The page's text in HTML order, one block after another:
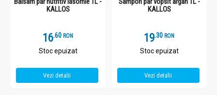
KALLOS
16.6 RON
Stoc epuizat
Vezi detalii
KALLOS
19.3 RON
Stoc epuizat
Vezi detalii